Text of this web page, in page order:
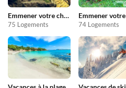
Emmener votre chien en vacances
75 Logements 74 Logements